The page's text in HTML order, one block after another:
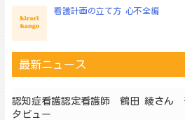
看護計画の立て方 心不全編
最新ニュース
認知症看護認定看護師 鶴田 綾さん
タビュー